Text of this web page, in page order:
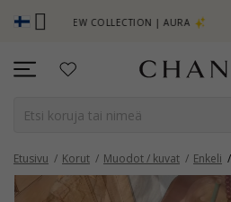
NEW COLLECTION | AURA
Etusivu Korut Muodot / kuvat Enkeli